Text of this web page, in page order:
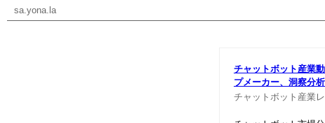
sa.yona.la
チャットボット産業
プメーカー、洞察分
チャットボット産業